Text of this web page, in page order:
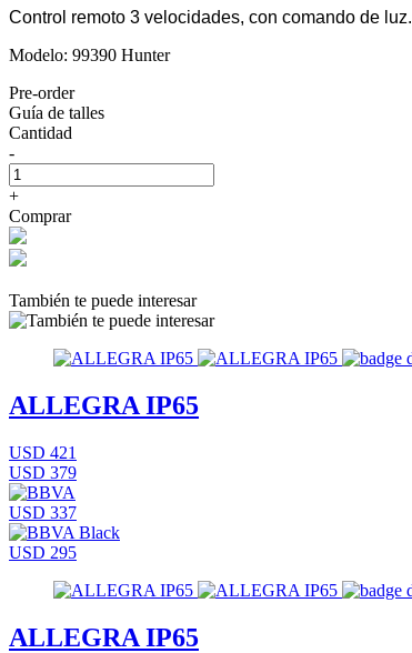
Control remoto 3 velocidades, con comando de luz.
Modelo: 99390 Hunter
Pre-order
Guía de talles
Cantidad
-
+
Comprar
También te puede interesar
ALLEGRA IP65
USD 421
USD 379
USD 337
USD 295
ALLEGRA IP65